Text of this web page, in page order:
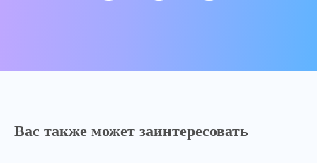
Вас также может заинтересовать